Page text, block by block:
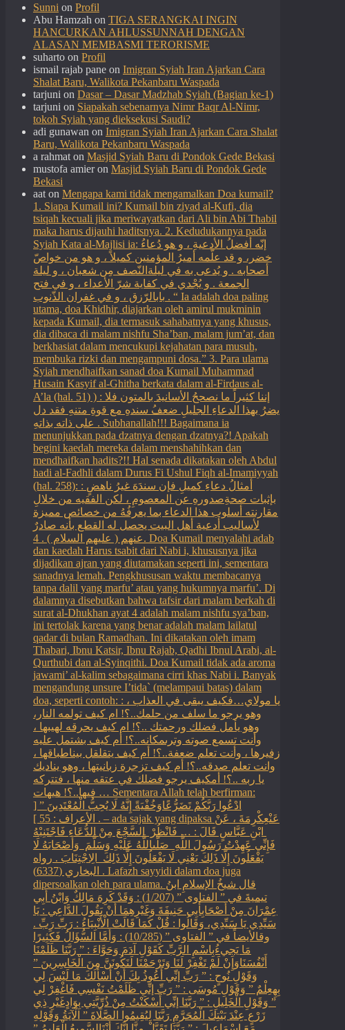
Sunni on Profil
Abu Hamzah on TIGA SERANGKAI INGIN
HANCURKAN AHLUSSUNNAH DENGAN
ALASAN MEMBASMI TERORISME
suharto on Profil
ismail rajab pane on Imigran Syiah Iran Ajarkan Cara
Shalat Baru, Walikota Pekanbaru Waspada
tarjuni on Dasar – Dasar Madzhab Syiah (Bagian ke-1)
tarjuni on Siapakah sebenarnya Nimr Baqr Al-Nimr,
tokoh Syiah yang dieksekusi Saudi?
adi gunawan on Imigran Syiah Iran Ajarkan Cara Shalat
Baru, Walikota Pekanbaru Waspada
a rahmat on Masjid Syiah Baru di Pondok Gede Bekasi
mustofa amieron Masjid Syiah Baru di Pondok Gede
Bekasi
aat on Mengapa kami tidak mengamalkan Doa kumail?
1. Siapa Kumail ini? Kumail bin ziyad al-Kufi, dia
tsiqah kecuali jika meriwayatkan dari Ali bin Abi Thabil
maka harus dijauhi haditsnya. 2. Kedudukannya pada
Syiah Kata al-Majlisi ia: إنّه أفضلُ الأدعيةِ ، و هو دُعاءُ
خضر، و قد علّمه أميرُ المؤمنين كميلاً ، و هو من خواصّ
أصحابه . و يُدعى به في ليلةالنّصف مِن شعبان ، و ليلة
الجمعة . و يُجْدي في كفاية شرّ الأعداء ، و في فتح
بابالرّزق ، و في غفران الذّنوب . “ Ia adalah doa paling
utama, doa Khidhir, diajarkan oleh amirul mukminin
kepada Kumail, dia termasuk sahabatnya yang khusus,
dia dibaca di malam nishfu Sha’ban, malam jum’at, dan
berkhasiat dalam mencukupi kejahatan para musuh,
membuka rizki dan mengampuni dosa.” 3. Para ulama
Syiah mendhaifkan sanad doa Kumail Muhammad
Husain Kasyif al-Ghitha berkata dalam al-Firdaus al-
A’la (hal. 51) ) : إننا كثيراً ما نصححُ الأسانيدَ بالمتون فلا
يضرُ بهذا الدعاءِ الجليلِ ضعفُ سندهِ مع قوةِ متنهِ فقد دل
على ذاته بذاتهِ . Subhanallah!!! Bagaimana ia
menunjukkan pada dzatnya dengan dzatnya?! Apakah
begini kaedah mereka dalam menshahihkan dan
mendhaifkan hadits?!! Hal senada dikatakan oleh Abdul
hadi al-Fadhli dalam Durus Fi Ushul Fiqh al-Imamiyyah
(hal. 258): : أمثالُ دعاءِ كميلِ فإن سندَهَ غيرُ ناهضٍ
بإثبات صحةِصدورهِ عن المعصومِ ، لكن الفقيه من خلالِ
مقارنته أسلوب هذا الدعاء بما يعرفُهُ من خصائص مميزة
لأساليب أدعية أهل البيت يحصل له القطع بأنه صادرٌ
عنهم ( عليهم السلام ) . 4. Doa Kumail menyalahi adab
dan kaedah Harus tsabit dari Nabi i, khususnya jika
dijadikan ajran yang diutamakan seperti ini, sementara
sanadnya lemah. Pengkhususan waktu membacanya
tanpa dalil yang marfu’ atau yang hukumnya marfu’. Di
dalamnya disebutkan bahwa tafsir dari malam berkah di
surat al-Dhukhan ayat 4 adalah malam nishfu sya’ban,
ini tertolak karena yang benar adalah malam lailatul
qadar di bulan Ramadhan. Ini dikatakan oleh imam
Thabari, Ibnu Katsir, Ibnu Rajab, Qadhi Ibnul Arabi, al-
Qurthubi dan al-Syinqithi. Doa Kumail tidak ada aroma
jawami’ al-kalim sebagaimana cirri khas Nabi i. Banyak
mengandung unsure I’tida` (melampaui batas) dalam
doa, seperti contoh: : يا مولاي…فكيف يبقى في العذاب ،
وهو يرجو ما سلف من حلمك..؟! ام كيف تولمه النار،
وهو يأمل فضلك ورحمتك ..؟! ام كيف يحرقه لهيبها ،
وأنت تسمع صوته وترىمكانه..؟! أم كيف بشتمل عليه
زفيرها ، وأنت تعلم ضعفة..؟! أم كيف يتقلقل بيناطباقها ،
وانت تعلم صدقه..؟! أم كيف تزجرة زبانيتها ، وهو يناديك
يا ربه ..؟! أمكيف يرجو فضلك في عتقه منها ، فتتركه
فيها..؟! هيهات … Sementara Allah telah berfirman:
ادْعُوا رَبَّكُمْ تَضَرُّعًاوَخُفْيَةً إِنَّهُ لَا يُحِبُّ الْمُعْتَدِينَ ” [
الأعراف : 55 ] . – ada sajak yang dipaksa ‏عَنْ‏‏عِكْرِمَةَ ‏، ‏عَنْ
‏ ‏ابْنِ عَبَّاسٍ ‏‏قَالَ : … فَانْظُرْ ‏‏ السَّجْعَ ‏‏مِنْ الدُّعَاءِ فَاجْتَنِبْهُ
فَإِنِّي عَهِدْتُ رَسُولَ اللَّهِ ‏ ‏صَلَّىاللَّهُ عَلَيْهِ وَسَلَّمَ ‏ ‏وَأَصْحَابَهُ لَا
يَفْعَلُونَ إِلَّا ذَلِكَ ‏‏يَعْنِي لَا يَفْعَلُونَ إِلَّا ذَلِكَ ‏ ‏الِاجْتِنَابَ . رواه
البخاري (6337) . Lafazh sayyidi dalam doa juga
dipersoalkan oleh para ulama. قال شيخُ الإسلامِ ابنُ
تيميةَ في ” الفتاوى ” (1/207) : وَقَدْ كَرِهَ مَالِكٌ وَابْنُ أَبِي
عِمْرَانَ مِنْ أَصْحَابِأَبِي حَنِيفَةَ وَغَيْرِهِمَا أَنْ يَقُولَ الدَّاعِي : يَا
سَيِّدِي يَا سَيِّدِي، وَقَالُوا : قُلْ كَمَا قَالَتْ الْأَنْبِيَاءُ : رَبِّ رَبِّ .
وقالأيضاً في ” الفتاوى ” (10/285) : وَأَمَّا السُّؤَالُ فَكَثِيرًا
مَا يَجِيءُبِاسْمِ الرَّبِّ كَقَوْلِ آدَمَ وَحَوَّاءَ : ” رَبَّنَا ظَلَمْنَا
أَنْفُسَنَاوَإِنْ لَمْ تَغْفِرْ لَنَا وَتَرْحَمْنَا لَنَكُونَنَّ مِنَ الْخَاسِرِينَ ”
وَقَوْلِ نُوحٍ : ” رَبِّ إنِّي أَعُوذُ بِكَ أَنْ أَسْأَلَكَ مَا لَيْسَ لِي
بِهِعِلْمٌ ” وَقَوْلِ مُوسَى : ” رَبِّ إنِّي ظَلَمْتُ نَفْسِي فَاغْفِرْ لِي
” وَقَوْلِ الْخَلِيلِ : ” رَبَّنَا إنِّي أَسْكَنْتُ مِنْ ذُرِّيَّتِي بِوَادٍغَيْرِ ذِي
زَرْعٍ عِنْدَ بَيْتِكَ الْمُحَرَّمِ رَبَّنَا لِيُقِيمُوا الصَّلَاةَ ” الْآيَةُ وَقَوْلِهِ